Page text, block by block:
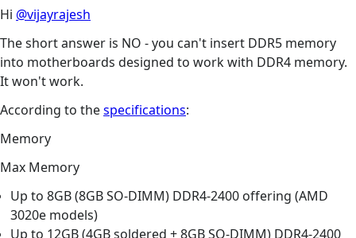
Hi @vijayrajesh
The short answer is NO - you can't insert DDR5 memory
into motherboards designed to work with DDR4 memory.
It won't work.
According to thespecifications:
Memory
Max Memory
Up to 8GB (8GB SO-DIMM) DDR4-2400 offering (AMD
3020e models)
Up to 12GB (4GB soldered + 8GB SO-DIMM) DDR4-2400